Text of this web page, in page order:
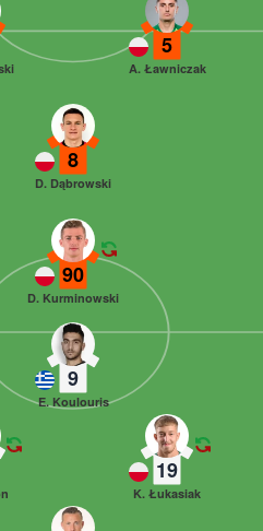
5
A. Ławniczak
8
D. Dąbrowski
90
D. Kurminowski
19
K. Łukasiak
9
E. Koulouris